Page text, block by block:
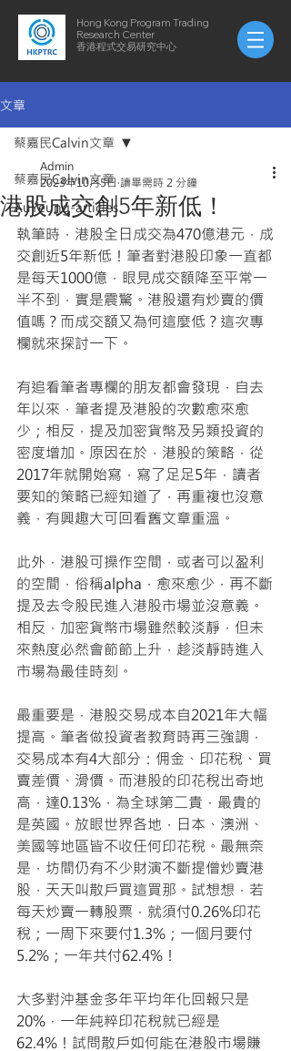
Hong Kong Program Trading
Research Center
​​香港程式交易研究中心
文章
蔡嘉民Calvin文章
AuYeung-articles
蔡嘉民Calvin文章
港股成交創5年新低！
Admin
2023年10月5日 讀畢需時 2 分鐘
執筆時，港股全日成交為470億港元，成
交創近5年新低！筆者對港股印象一直都
是每天1000億，眼見成交額降至平常一
半不到，實是震驚。港股還有炒賣的價
值嗎？而成交額又為何這麼低？這次專
欄就來探討一下。
有追看筆者專欄的朋友都會發現，自去
年以來，筆者提及港股的次數愈來愈
少；相反，提及加密貨幣及另類投資的
密度增加。原因在於，港股的策略，從
2017年就開始寫，寫了足足5年，讀者
要知的策略已經知道了，再重複也沒意
義，有興趣大可回看舊文章重溫。
此外，港股可操作空間，或者可以盈利
的空間，俗稱alpha，愈來愈少，再不斷
提及去令股民進入港股市場並沒意義。
相反，加密貨幣市場雖然較淡靜，但未
來熱度必然會節節上升，趁淡靜時進入
市場為最佳時刻。
最重要是，港股交易成本自2021年大幅
提高。筆者做投資者教育時再三強調，
交易成本有4大部分：佣金、印花稅、買
賣差價、滑價。而港股的印花稅出奇地
高，達0.13%，為全球第二貴，最貴的
是英國。放眼世界各地，日本、澳洲、
美國等地區皆不收任何印花稅。最無奈
是，坊間仍有不少財演不斷提僧炒賣港
股，天天叫散戶買這買那。試想想，若
每天炒賣一轉股票，就須付0.26%印花
稅；一周下來要付1.3%；一個月要付
5.2%；一年共付62.4%！
大多對沖基金多年平均年化回報只是
20%，一年純粹印花稅就已經是
62.4%！試問散戶如何能在港股市場賺